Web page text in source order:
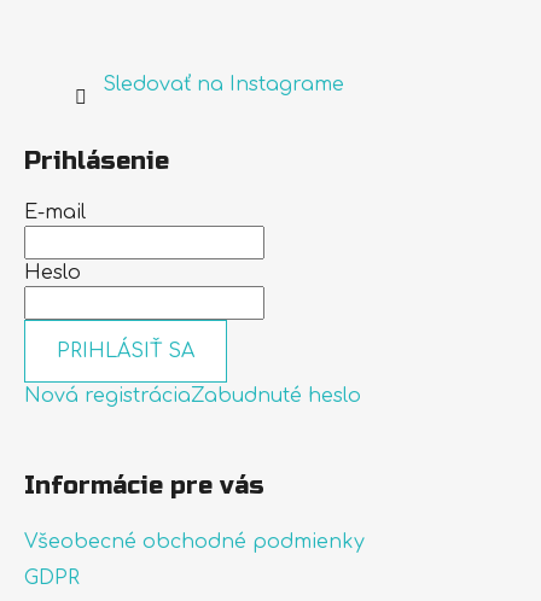
Sledovať na Instagrame
Prihlásenie
E-mail
Heslo
PRIHLÁSIŤ SA
Nová registráciaZabudnuté heslo
Informácie pre vás
Všeobecné obchodné podmienky
GDPR